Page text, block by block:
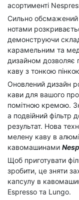
асортименті
Сильно
нотами
демонструючи
карамельним та
дизайном дозволяє
каву з тонкою
Оновлений дизайн
кави для вашого
помітною кремою.
а подвійний фільтр
результат. Нова
мелену каву в
кавомашинами
Щоб приготувати
зробити, це зняти
капсулу в
Espresso та Lungo.